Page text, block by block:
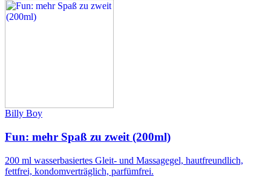
Billy Boy
Fun: mehr Spaß zu zweit (200ml)
200 ml wasserbasiertes Gleit- und Massagegel, hautfreundlich,
fettfrei, kondomverträglich, parfümfrei.